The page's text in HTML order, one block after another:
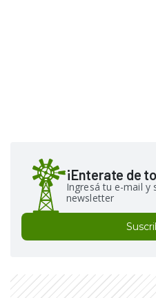
¡Enterate de
Ingresá tu e-mail y
newsletter